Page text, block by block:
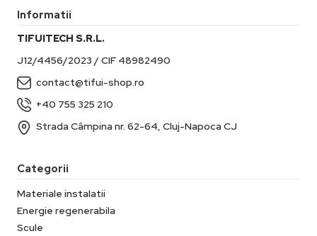
Informatii
TIFUITECH S.R.L.
J12/4456/2023 / CIF 48982490
contact@tifui-shop.ro
+40 755 325 210
Strada Câmpina nr. 62-64, Cluj-Napoca CJ
Categorii
Materiale instalatii
Energie regenerabila
Scule